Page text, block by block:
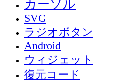
カーソル
SVG
ラジオボタン
Android
ウィジェット
復元コード